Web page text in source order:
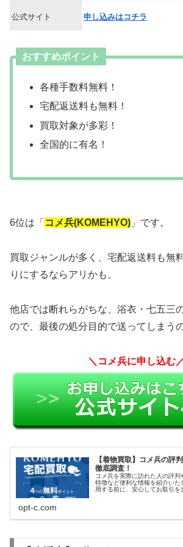
公式サイト 申し込みはコチラ
おすすめポイント
各種手数料無料！
宅配返送料も無料！
買取対象が多彩！
全国的に有名！
6位は「 コメ兵(KOMEHYO) 」です。
買取ジャンルが多く、宅配返送料も無
りにするならアリかも。
他店では断れらがちな、浴衣・七五三
ので、最後の処分目的で送ってしまう
＼コメ兵に申し込む
【着物買取】コメ兵の評
徹底調査！
コメ兵を実際に訪れた人の評
特徴など便利な情報を紹介いた
用する前に、安心してお取引を
opt-c.com